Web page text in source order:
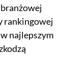
rankingowej
najlepszym